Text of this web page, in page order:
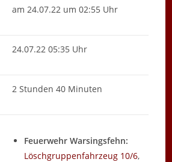
am 24.07.22 um 02:55 Uhr
24.07.22 05:35 Uhr
2 Stunden 40 Minuten
Feuerwehr Warsingsfehn:
Löschgruppenfahrzeug 10/6,